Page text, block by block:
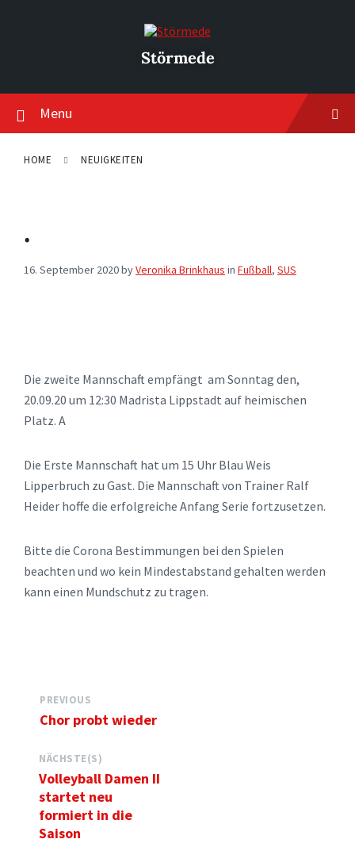
Störmede
Menu
HOME NEUIGKEITEN
.
16. September 2020byVeronika Brinkhaus in Fußball, SUS
Die zweite Mannschaft empfängt am Sonntag den,
20.09.20 um 12:30 Madrista Lippstadt auf heimischen
Platz. A
Die Erste Mannschaft hat um 15 Uhr Blau Weis
Lipperbruch zu Gast. Die Mannschaft von Trainer Ralf
Heider hoffe die erfolgreiche Anfang Serie fortzusetzen.
Bitte die Corona Bestimmungen bei den Spielen
beachten und wo kein Mindestabstand gehalten werden
kann einen Mundschutz zu tragen.
PREVIOUS
Chor probt wieder
NÄCHSTE(S)
Volleyball Damen II
startet neu
formiert in die
Saison